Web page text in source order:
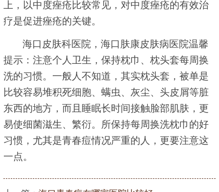
上，以中度痤疮比较常见，对中度痤疮的有效治
疗是促进痤疮的关键。
海口皮肤科医院，海口肤康皮肤病医院温馨
提示：注意个人卫生，保持枕巾、枕头套每周换
洗的习惯。一般人不知道，其实枕头套，被单是
比较容易堆积死细胞、螨虫、灰尘、头皮屑等脏
东西的地方，而且睡眠长时间接触脸部肌肤，更
易使细菌滋生、繁衍。所保持每周换洗枕巾的好
习惯，尤其是青春痘情况严重的人，更要注意这
一点。